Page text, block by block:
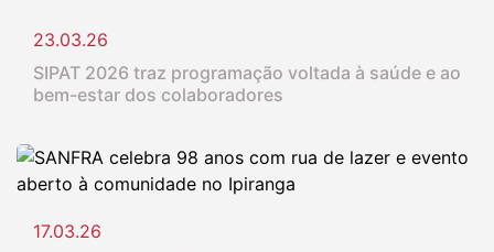
23.03.26
SIPAT 2026 traz programação voltada à saúde e ao
bem-estar dos colaboradores
17.03.26